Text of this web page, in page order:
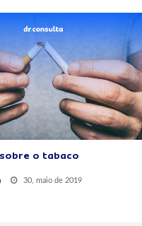
o tabaco
30, maio de 2019